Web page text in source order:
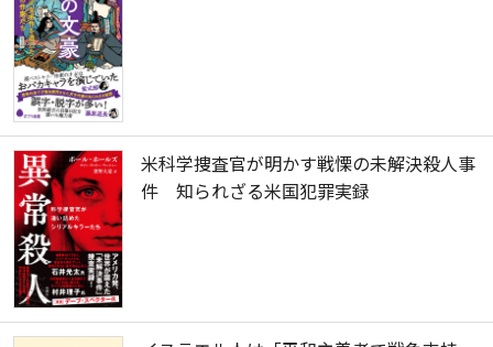
米科学捜査官が明かす戦慄の未解決殺人事
件 知られざる米国犯罪実録